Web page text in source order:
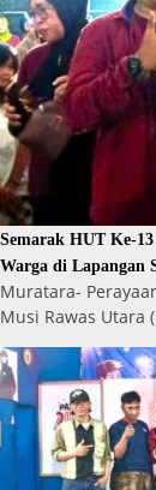
Semarak HUT Ke-
Warga di Lapangan
Muratara-
Musi Rawas Utara